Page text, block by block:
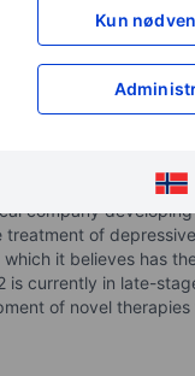
Kun
company
of
it believes has
currently in late-
of novel